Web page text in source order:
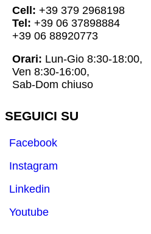
Cell: +39 379 2968198
Tel: +39 06 37898884
+39 06 88920773
Orari: Lun-Gio 8:30-18:00,
Ven 8:30-16:00,
Sab-Dom chiuso
SEGUICI SU
Facebook
Instagram
Linkedin
Youtube